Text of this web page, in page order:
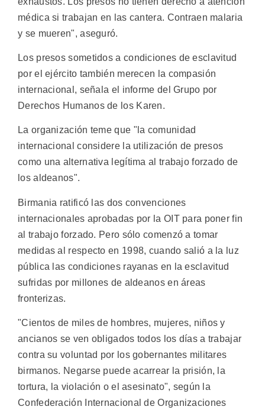
médica si trabajan en las cantera. Contraen malaria
y se mueren", aseguró.
Los presos sometidos a condiciones de esclavitud
por el ejército también merecen la compasión
internacional, señala el informe del Grupo por
Derechos Humanos de los Karen.
La organización teme que "la comunidad
internacional considere la utilización de presos
como una alternativa legítima al trabajo forzado de
los aldeanos".
Birmania ratificó las dos convenciones
internacionales aprobadas por la OIT para poner fin
al trabajo forzado. Pero sólo comenzó a tomar
medidas al respecto en 1998, cuando salió a la luz
pública las condiciones rayanas en la esclavitud
sufridas por millones de aldeanos en áreas
fronterizas.
"Cientos de miles de hombres, mujeres, niños y
ancianos se ven obligados todos los días a trabajar
contra su voluntad por los gobernantes militares
birmanos. Negarse puede acarrear la prisión, la
tortura, la violación o el asesinato", según la
Confederación Internacional de Organizaciones